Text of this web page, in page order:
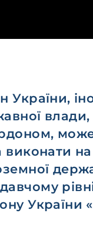
влади,
виконати
України